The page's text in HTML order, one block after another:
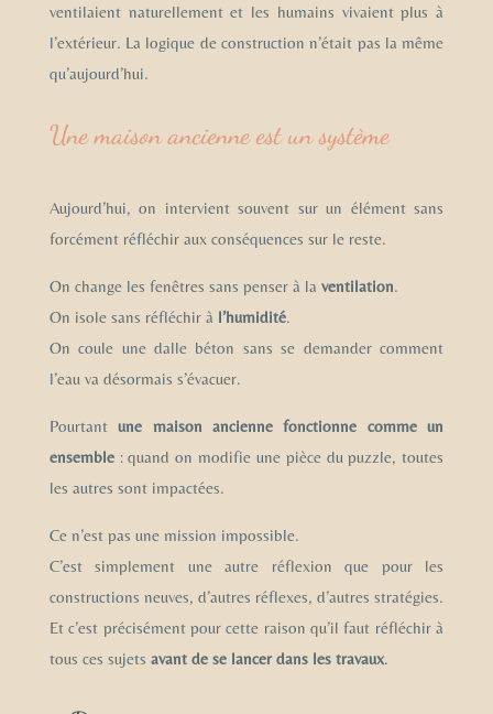
ventilaient naturellement et les humains vivaient plus à
l’extérieur. La logique de construction n’était pas la même
qu’aujourd’hui.
Une maison ancienne est un système
Aujourd’hui, on intervient souvent sur un élément sans
forcément réfléchir aux conséquences sur le reste.
On change les fenêtres sans penser à la ventilation.
On isole sans réfléchir à l’humidité.
On coule une dalle béton sans se demander comment
l’eau va désormais s’évacuer.
Pourtantune maison ancienne fonctionne comme un
ensemble: quand on modifie une pièce du puzzle, toutes
les autres sont impactées.
Ce n’est pas une mission impossible.
C’est simplement une autre réflexion que pour les
constructions neuves, d’autres réflexes, d’autres stratégies.
Et c’est précisément pour cette raison qu’il faut réfléchir à
tous ces sujets avant de se lancer dans les travaux.